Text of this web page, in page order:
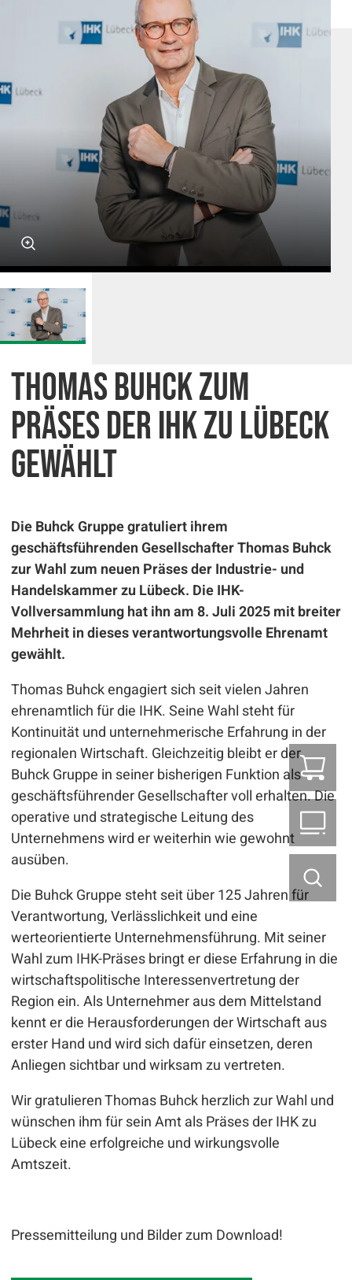
Thomas Buhck zum
Präses der IHK zu Lübeck
gewählt
Die Buhck Gruppe gratuliert ihrem
geschäftsführenden Gesellschafter Thomas Buhck
zur Wahl zum neuen Präses der Industrie- und
Handelskammer zu Lübeck. Die IHK-
Vollversammlung hat ihn am 8. Juli 2025 mit breiter
Mehrheit in dieses verantwortungsvolle Ehrenamt
gewählt.
Thomas Buhck engagiert sich seit vielen Jahren
ehrenamtlich für die IHK. Seine Wahl steht für
Kontinuität und unternehmerische Erfahrung in der
regionalen Wirtschaft. Gleichzeitig bleibt er der
Buhck Gruppe in seiner bisherigen Funktion als
geschäftsführender Gesellschafter voll erhalten. Die
operative und strategische Leitung des
Unternehmens wird er weiterhin wie gewohnt
ausüben.
Die Buhck Gruppe steht seit über 125 Jahren für
Verantwortung, Verlässlichkeit und eine
werteorientierte Unternehmensführung. Mit seiner
Wahl zum IHK-Präses bringt er diese Erfahrung in die
wirtschaftspolitische Interessenvertretung der
Region ein. Als Unternehmer aus dem Mittelstand
kennt er die Herausforderungen der Wirtschaft aus
erster Hand und wird sich dafür einsetzen, deren
Anliegen sichtbar und wirksam zu vertreten.
Wir gratulieren Thomas Buhck herzlich zur Wahl und
wünschen ihm für sein Amt als Präses der IHK zu
Lübeck eine erfolgreiche und wirkungsvolle
Amtszeit.
Pressemitteilung und Bilder zum Download!